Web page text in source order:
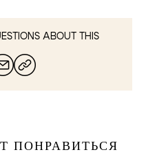
ABOUT THIS
ПОНРАВИТЬСЯ